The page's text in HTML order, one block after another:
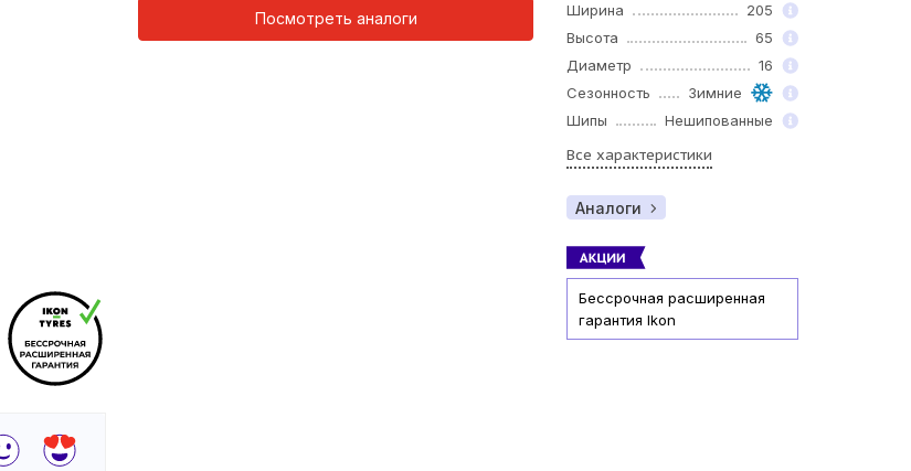
Посмотреть аналоги Ширина
205
Высота
65
Диаметр
16
Сезонность
Зимние
Шипы
Нешипованные
Все характеристики
Аналоги
Бессрочная расширенная
гарантия Ikon